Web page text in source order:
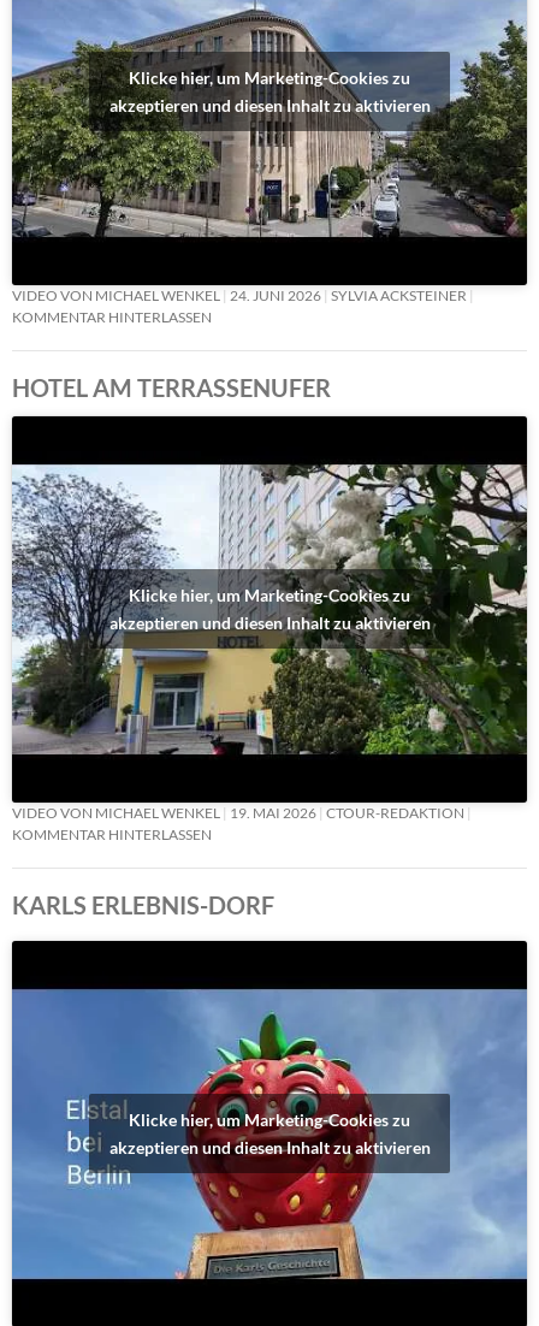
Klicke hier, um Marketing-Cookies zu
akzeptieren und diesen Inhalt zu aktivieren
VIDEO VON MICHAEL WENKEL 24. JUNI 2026 SYLVIA ACKSTEINER
KOMMENTAR HINTERLASSEN
HOTEL AM TERRASSENUFER
Klicke hier, um Marketing-Cookies zu
akzeptieren und diesen Inhalt zu aktivieren
VIDEO VON MICHAEL WENKEL 19. MAI 2026 CTOUR-REDAKTION
KOMMENTAR HINTERLASSEN
KARLS ERLEBNIS-DORF
Klicke hier, um Marketing-Cookies zu
akzeptieren und diesen Inhalt zu aktivieren